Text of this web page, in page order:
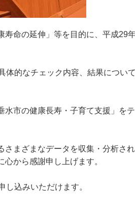
命の延伸」等を目的に、平成
的なチェック内容、結果につ
市の健康長寿・子育て支援」を
まざまなデータを収集・分析さ
から感謝申し上げます。
込みいただけます。